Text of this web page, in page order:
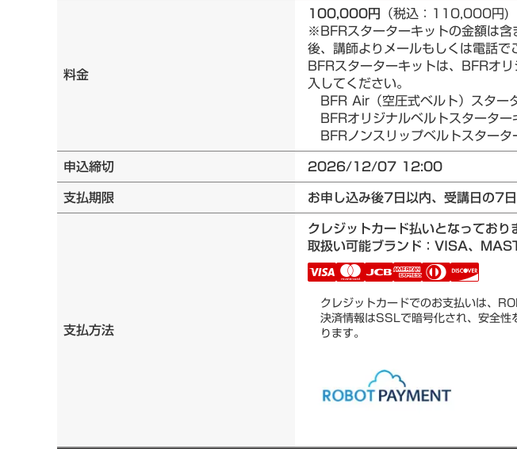
料金
100,000円 （税込：110,000円)
※BFRスターターキットの金額は
後、講師よりメールもしくは電話で
BFRスターターキットは、BFRオ
入してください。
BFR Air（空圧式ベルト）スタ
BFRオリジナルベルトスター
BFRノンスリップベルトスタ
申込締切
2026/12/07 12:00
支払期限
お申し込み後7日以内、受講日の7
支払方法
クレジットカード払いとなっており
取扱い可能ブランド：VISA、
クレジットカードでのお支払いは、
決済情報はSSLで暗号化され、安全
ります。